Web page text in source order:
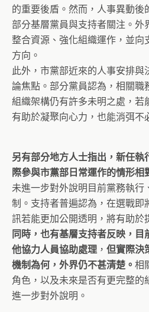
的重要後盾。然而，人事異動後
部分基層黨員與支持者關注。外
整合資源、強化組織運作，並向
方向。
此外，市黨部近來的人事安排
論焦點。部分黨員認為，相關職
組織架構仍有許多未明之處，若
有助於凝聚向心力，也能消弭不
另有部分地方人士指出，新任執
際參與市黨部日常運作的情形相
未進一步對外說明目前黨務執行
制。支持者普遍認為，在選戰即
訊若能更加公開透明，將有助於
同時，也有基層支持者反映，
他協力人員協助處理 ， 但實際決
機制為何，外界仍不甚清楚。 相
角色，以及未來是否有更完整的
進一步對外說明。